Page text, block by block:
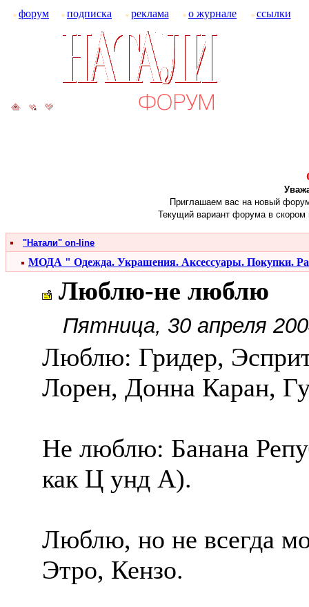
форум подписка реклама о журнале ссылки
Приглашаем вас на новый
Текущий вариант форума в скором
"Натали" on-line
МОДА " Одежда. Украшения. Аксессуары. Покупки.
Люблю-не люблю
Пятница, 30 апреля
Люблю: Гридер,
Лорен, Донна Каран,
Не люблю: Банана
как Ц унд А).
Люблю, но не всегда
Этро, Кензо.